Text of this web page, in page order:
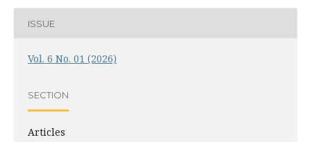
ISSUE
Vol. 6 No. 01 (2026)
SECTION
Articles